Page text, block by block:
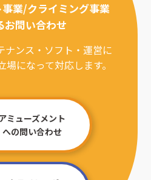
業/クライミング事業
お問い合わせ
ナンス・ソフト・運営に
になって対応します。
ミューズメント
への問い合わせ